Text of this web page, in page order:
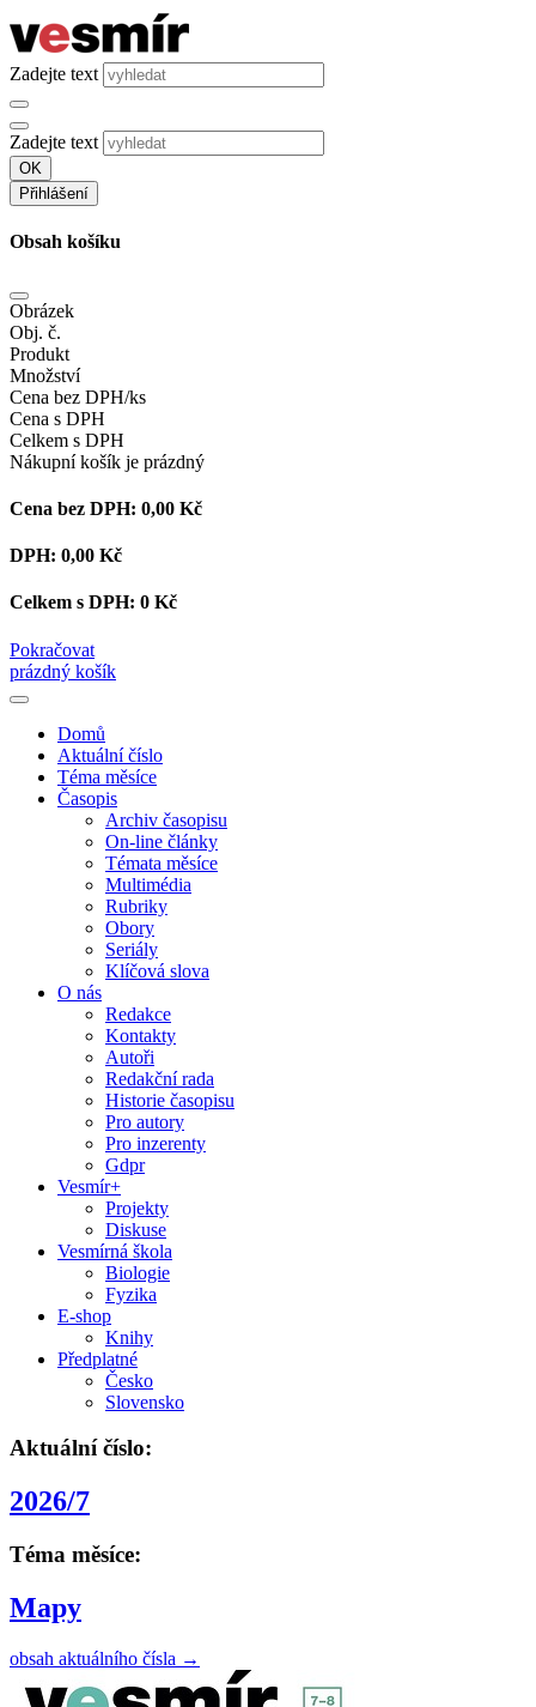
Zadejte text
Zadejte text
OK
Přihlášení
Obsah košíku
Obrázek
Obj. č.
Produkt
Množství
Cena bez DPH/ks
Cena s DPH
Celkem s DPH
Nákupní košík je prázdný
Cena bez DPH: 0,00 Kč
DPH: 0,00 Kč
Celkem s DPH: 0 Kč
Pokračovat
prázdný košík
Domů
Aktuální číslo
Téma měsíce
Časopis
Archiv časopisu
On-line články
Témata měsíce
Multimédia
Rubriky
Obory
Seriály
Klíčová slova
O nás
Redakce
Kontakty
Autoři
Redakční rada
Historie časopisu
Pro autory
Pro inzerenty
Gdpr
Vesmír+
Projekty
Diskuse
Vesmírná škola
Biologie
Fyzika
E-shop
Knihy
Předplatné
Česko
Slovensko
Aktuální číslo:
2026/7
Téma měsíce:
Mapy
obsah aktuálního čísla →